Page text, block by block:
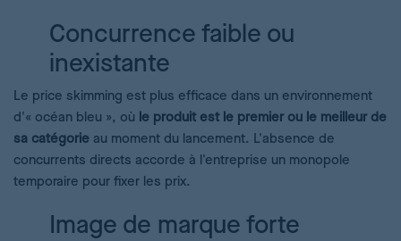
Concurrence faible ou
inexistante
Le price skimming est plus efficace dans un environnement
d'« océan bleu », où le produit est le premier ou le meilleur de
sa catégorie au moment du lancement. L'absence de
concurrents directs accorde à l'entreprise un monopole
temporaire pour fixer les prix.
Image de marque forte